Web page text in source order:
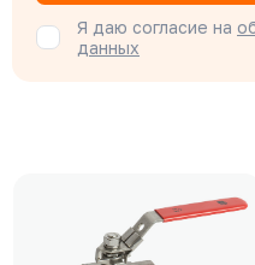
Я даю согласие на
данных